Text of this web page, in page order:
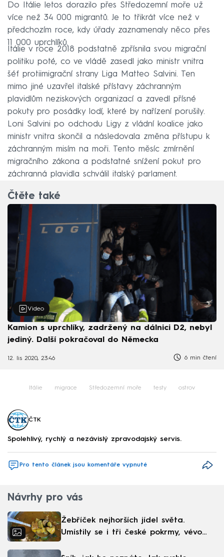
Do Itálie letos dorazilo přes Středozemní moře už
více než 34 000 migrantů. Je to třikrát více než v
předchozím roce, kdy úřady zaznamenaly něco přes
11 000 uprchlíků.
Itálie v roce 2018 podstatně zpřísnila svou migrační
politiku poté, co ve vládě zasedl jako ministr vnitra
šéf protiimigrační strany Liga Matteo Salvini. Ten
mimo jiné uzavřel italské přístavy záchranným
plavidlům neziskových organizací a zavedl přísné
pokuty pro posádky lodí, které by nařízení porušily.
Loni Salvini po odchodu Ligy z vládní koalice jako
ministr vnitra skončil a následovala změna přístupu k
záchranným misím na moři. Tento měsíc zmírnění
migračního zákona a podstatné snížení pokut pro
záchranná plavidla schválil italský parlament.
Čtěte také
Video
Kamion s uprchlíky, zadržený na dálnici D2, nebyl
jediný. Další pokračoval do Německa
12. lis 2020, 23:46 6 min čtení
Itálie migrace Středozemní moře testy ostrov
ČTK
Spolehlivý, rychlý a nezávislý zpravodajský servis.
Pro tento článek jsou komentáře vypnuté
Návrhy pro vás
Žebříček nejhorších jídel světa.
Umístily se i tři české pokrmy, vévodí